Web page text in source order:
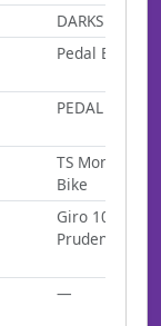
DARKS
Pedal E Beer
PEDAL
TS Montain
Bike
Giro 100k
Prudente
—